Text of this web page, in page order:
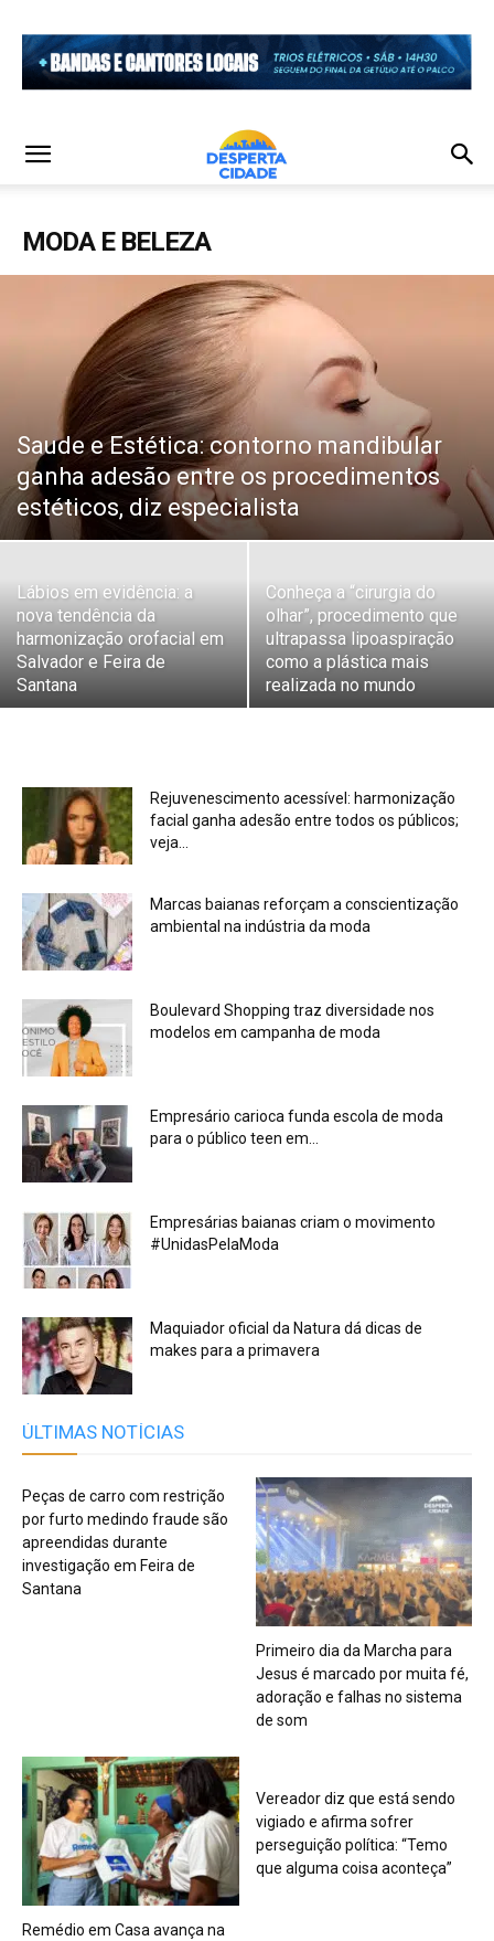
MODA E BELEZA
Saude e Estética: contorno mandibular
ganha adesão entre os procedimentos
estéticos, diz especialista
Lábios em evidência: a
nova tendência da
harmonização orofacial em
Salvador e Feira de
Santana
Conheça a “cirurgia do
olhar”, procedimento que
ultrapassa lipoaspiração
como a plástica mais
realizada no mundo
Rejuvenescimento acessível: harmonização
facial ganha adesão entre todos os públicos;
veja...
Marcas baianas reforçam a conscientização
ambiental na indústria da moda
Boulevard Shopping traz diversidade nos
modelos em campanha de moda
Empresário carioca funda escola de moda
para o público teen em...
Empresárias baianas criam o movimento
#UnidasPelaModa
Maquiador oficial da Natura dá dicas de
makes para a primavera
ÚLTIMAS NOTÍCIAS
Peças de carro com restrição
por furto medindo fraude são
apreendidas durante
investigação em Feira de
Santana
Primeiro dia da Marcha para
Jesus é marcado por muita fé,
adoração e falhas no sistema
de som
Remédio em Casa avança na
Vereador diz que está sendo
vigiado e afirma sofrer
perseguição política: “Temo
que alguma coisa aconteça”